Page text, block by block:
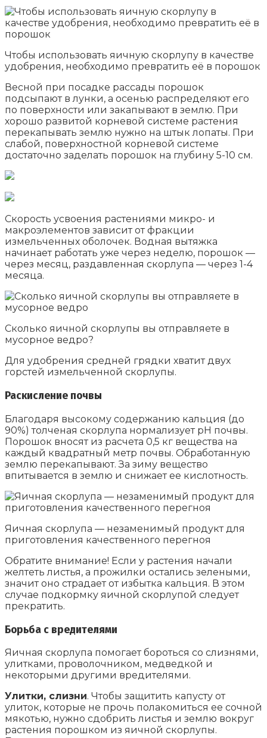
Чтобы использовать яичную скорлупу в качестве
удобрения, необходимо превратить её в порошок
Весной при посадке рассады порошок
подсыпают в лунки, а осенью распределяют его
по поверхности или закапывают в землю. При
хорошо развитой корневой системе растения
перекапывать землю нужно на штык лопаты. При
слабой, поверхностной корневой системе
достаточно заделать порошок на глубину 5-10 см.
Скорость усвоения растениями микро- и
макроэлементов зависит от фракции
измельченных оболочек. Водная вытяжка
начинает работать уже через неделю, порошок —
через месяц, раздавленная скорлупа — через 1-4
месяца.
Cколько яичной скорлупы вы отправляете в
мусорное ведро?
Для удобрения средней грядки хватит двух
горстей измельченной скорлупы.
Раскисление почвы
Благодаря высокому содержанию кальция (до
90%) толченая скорлупа нормализует pH почвы.
Порошок вносят из расчета 0,5 кг вещества на
каждый квадратный метр почвы. Обработанную
землю перекапывают. За зиму вещество
впитывается в землю и снижает ее кислотность.
Яичная скорлупа — незаменимый продукт для
приготовления качественного перегноя
Обратите внимание! Если у растения начали
желтеть листья, а прожилки остались зелеными,
значит оно страдает от избытка кальция. В этом
случае подкормку яичной скорлупой следует
прекратить.
Борьба с вредителями
Яичная скорлупа помогает бороться со слизнями,
улитками, проволочником, медведкой и
некоторыми другими вредителями.
Улитки, слизни. Чтобы защитить капусту от
улиток, которые не прочь полакомиться ее сочной
мякотью, нужно сдобрить листья и землю вокруг
растения порошком из яичной скорлупы.